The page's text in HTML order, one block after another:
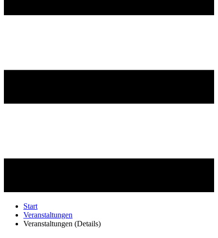
Start
Veranstaltungen
Veranstaltungen (Details)